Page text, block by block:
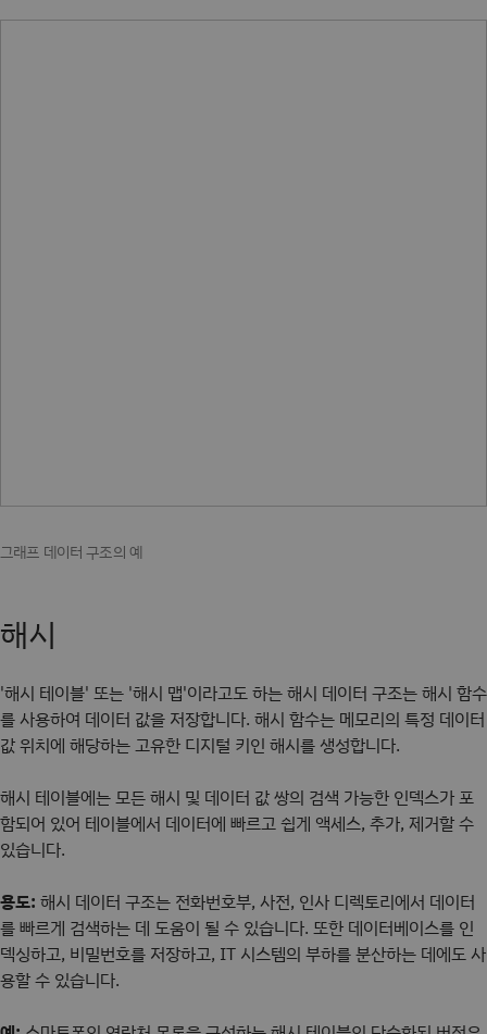
그래프 데이터 구조의 예
해시
'해시 테이블' 또는 '해시 맵'이라고도 하는 해시 데이터 구조는 해시 함수
를 사용하여 데이터 값을 저장합니다. 해시 함수는 메모리의 특정 데이터
값 위치에 해당하는 고유한 디지털 키인 해시를 생성합니다.
해시 테이블에는 모든 해시 및 데이터 값 쌍의 검색 가능한 인덱스가 포
함되어 있어 테이블에서 데이터에 빠르고 쉽게 액세스, 추가, 제거할 수
있습니다.
용도: 해시 데이터 구조는 전화번호부, 사전, 인사 디렉토리에서 데이터
를 빠르게 검색하는 데 도움이 될 수 있습니다. 또한 데이터베이스를 인
덱싱하고, 비밀번호를 저장하고, IT 시스템의 부하를 분산하는 데에도 사
용할 수 있습니다.